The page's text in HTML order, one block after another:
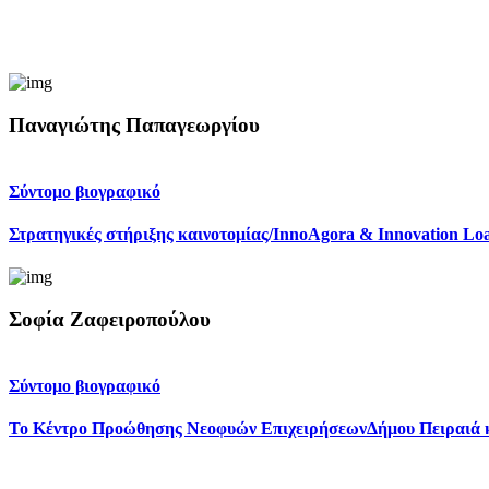
Παναγιώτης Παπαγεωργίου
Σύντομο βιογραφικό
Στρατηγικές στήριξης καινοτομίας/InnoAgora & Innovation
Σοφία Ζαφειροπούλου
Σύντομο βιογραφικό
Το Κέντρο Προώθησης Νεοφυών ΕπιχειρήσεωνΔήμου Πειραιά